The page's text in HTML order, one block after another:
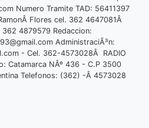
Numero Tramite TAD: 56411397
Flores cel. 362 4647081Â
4879579 Redaccion:
AdministraciÃ³n:
- Cel. 362-4573028Â RADIO
Catamarca NÂº 436 - C.P 3500
Telefonos: (362) -Â 4573028